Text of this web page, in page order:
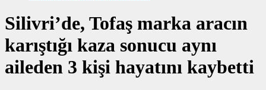
Silivri’de, Tofaş marka aracın
karıştığı kaza sonucu aynı
aileden 3 kişi hayatını kaybetti